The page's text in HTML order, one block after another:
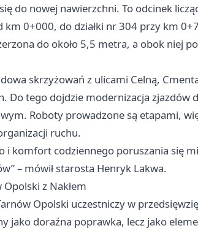
do nowej nawierzchni. To odcinek
0+000, do działki nr 304 przy km
do około 5,5 metra, a obok niej
skrzyżowań z ulicami Celną,
Do tego dojdzie modernizacja zjazdów
Roboty prowadzone są etapami,
ruchu.
i komfort codziennego poruszania się
– mówił starosta Henryk Lakwa.
z Nakłem
Opolski uczestniczy w
jako doraźna poprawka, lecz jako